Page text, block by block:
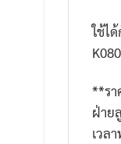
ใช้ไ
K080
**ร
ฝ่าย
เวล